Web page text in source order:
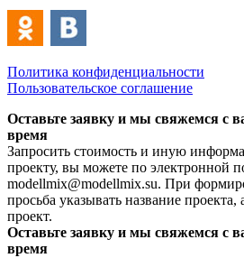
Политика конфиденциальности
Пользовательское соглашение
Оставьте заявку и мы свяжемся с
время
Запросить стоимость и иную
проекту, вы можете по электронной
modellmix@modellmix.su. При
просьба указывать название проекта,
проект.
Оставьте заявку и мы свяжемся с
время